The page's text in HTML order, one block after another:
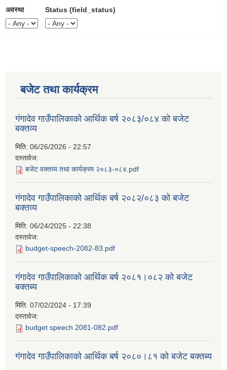
अवस्था Status (field_status)
बजेट तथा कार्यक्रम
गंगादेव गाउँपालिकाको आर्थिक बर्ष २०८३/०८४ को बजेट
बक्तव्य
मिति: 06/26/2026 - 22:57
दस्तावेज:
बजेट वक्तव्य तथा कार्यक्रम २०८३-०८४.pdf
गंगादेव गाउँपालिकाको आर्थिक बर्ष २०८२/०८३ को बजेट
बक्तव्य
मिति: 06/24/2025 - 22:38
दस्तावेज:
budget-speech-2082-83.pdf
गंगादेव गाउँपालिकाको आर्थिक बर्ष २०८१।०८२ को बजेट
बक्तब्य
मिति: 07/02/2024 - 17:39
दस्तावेज:
budget speech 2081-082.pdf
गंगादेव गाउँपालिकाको आर्थिक बर्ष २०८०।८१ को बजेट बक्तब्य